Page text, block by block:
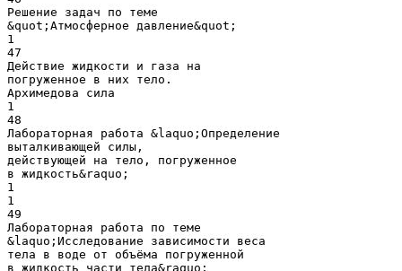
Решение задач по теме
&quot;Атмосферное давление&quot;
1
47
Действие жидкости и газа на
погруженное в них тело.
Архимедова сила
1
48
Лабораторная работа &laquo;Определение
выталкивающей силы,
действующей на тело, погруженное
в жидкость&raquo;
1
1
49
Лабораторная работа по теме
&laquo;Исследование зависимости веса
тела в воде от объёма погруженной
в жидкость части тела&raquo;